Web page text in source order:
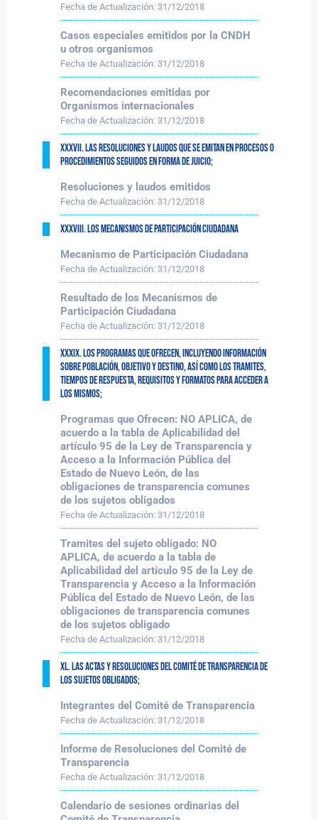
Fecha de Actualización: 31/12/2018
Casos especiales emitidos por la CNDH
u otros organismos
Fecha de Actualización: 31/12/2018
Recomendaciones emitidas por
Organismos internacionales
Fecha de Actualización: 31/12/2018
XXXVII. Las resoluciones y laudos que se emitan en procesos o
procedimientos seguidos en forma de juicio;
Resoluciones y laudos emitidos
Fecha de Actualización: 31/12/2018
XXXVIII. Los mecanismos de participación ciudadana
Mecanismo de Participación Ciudadana
Fecha de Actualización: 31/12/2018
Resultado de los Mecanismos de
Participación Ciudadana
Fecha de Actualización: 31/12/2018
XXXIX. Los programas que ofrecen, incluyendo información
sobre población, objetivo y destino, así como los tramites,
tiempos de respuesta, requisitos y formatos para acceder a
los mismos;
Programas que Ofrecen: NO APLICA, de
acuerdo a la tabla de Aplicabilidad del
artículo 95 de la Ley de Transparencia y
Acceso a la Información Pública del
Estado de Nuevo León, de las
obligaciones de transparencia comunes
de los sujetos obligados
Fecha de Actualización: 31/12/2018
Tramites del sujeto obligado: NO
APLICA, de acuerdo a la tabla de
Aplicabilidad del artículo 95 de la Ley de
Transparencia y Acceso a la Información
Pública del Estado de Nuevo León, de las
obligaciones de transparencia comunes
de los sujetos obligado
Fecha de Actualización: 31/12/2018
XL. Las actas y resoluciones del Comité de Transparencia de
los sujetos obligados;
Integrantes del Comité de Transparencia
Fecha de Actualización: 31/12/2018
Informe de Resoluciones del Comité de
Transparencia
Fecha de Actualización: 31/12/2018
Calendario de sesiones ordinarias del